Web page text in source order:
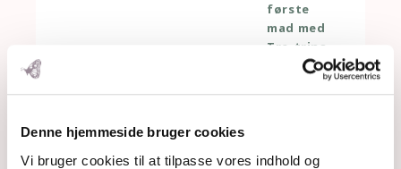
Denne hjemmeside bruger cookies
Vi bruger cookies til at tilpasse vores indhold og
første
mad med
Tre-trins-
raketten
Bleer uden
tandpasta